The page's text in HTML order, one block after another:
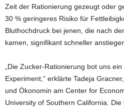
Zeit der Rationierung gezeugt oder
30 % geringeres Risiko für
Bluthochdruck bei jenen, die nach
kamen, signifikant schneller
„Die Zucker-Rationierung bot uns
Experiment,“ erklärte Tadeja
und Ökonomin am Center for
University of Southern California.